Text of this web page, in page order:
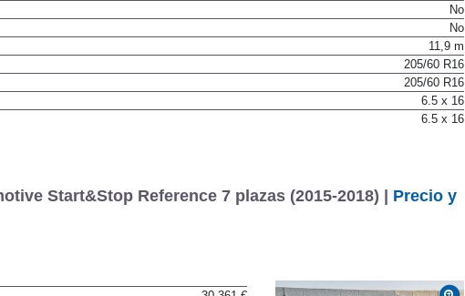
No
No
11,9 m
205/60 R16
205/60 R16
6.5 x 16
6.5 x 16
Start&Stop Reference 7 plazas (2015-2018) | Precio y